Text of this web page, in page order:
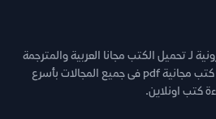
لـ تحميل الكتب مجانا العربية والمترجمة
والروايات والقصص وغيرها من كتب مجانية pdf فى جميع المجالات بأسرع
كتب اونلاين.